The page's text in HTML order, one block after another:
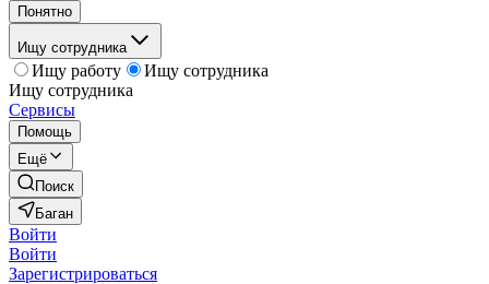
Понятно
Ищу сотрудника
Ищу работу
Ищу сотрудника
Ищу сотрудника
Сервисы
Помощь
Ещё
Поиск
Баган
Войти
Войти
Зарегистрироваться